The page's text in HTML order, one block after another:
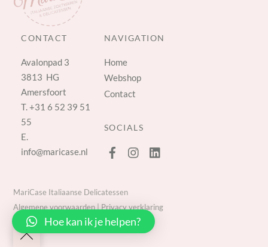
CONTACT
Avalonpad 3
3813 HG
Amersfoort
T.+31 6 52 39 51
55
E.
info@maricase.nl
NAVIGATION
Home
Webshop
Contact
SOCIALS
Back
MariCase Italiaanse Delicatessen
Algemene voorwaarden
Privacy verklaring
Hoe kan ik je helpen?